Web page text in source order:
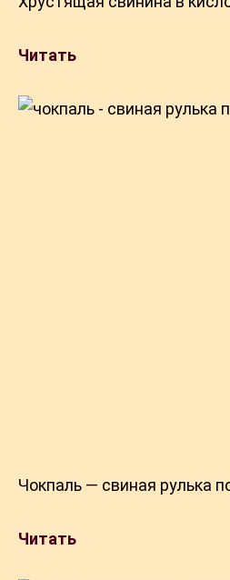
Читать
Чокпаль — свиная рулька
Читать